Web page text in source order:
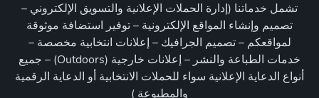
تشمل خدماتنا (إدارة الحملات الإعلانية والتسويق الإلكتروني –
تصميم وإنشاء المواقع الإلكترونية – توفير استضافة موثوقة
لمواقعكم – تصميم الجرافيك – إعلانات انتخابية مخصصة –
خدمات الطباعة والنشر – إعلانات خارجية (Outdoors) – جميع
أنواع الدعاية الإعلانية سواء للحملات الانتخابية أو الدعاية الرقمية
والمطبوعة )